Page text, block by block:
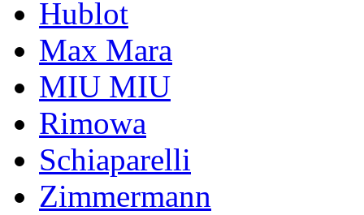
Hublot
Max Mara
MIU MIU
Rimowa
Schiaparelli
Zimmermann